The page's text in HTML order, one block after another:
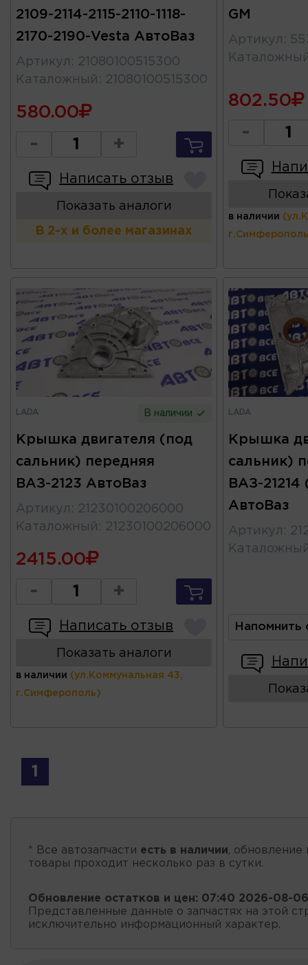
2109-2114-2115-2110-1118-
2170-2190-Vesta АвтоВаз
Артикул : 21080100515300
Каталожный : 21080100515300
580.00
- +
Написать отзыв
Показать аналоги
В 2-х и более магазинах
GM
Артикул :
802.50
-
в наличии
LADA В наличии
Крышка двигателя (под
сальник) передняя
ВАЗ-2123 АвтоВаз
Артикул : 21230100206000
Каталожный : 21230100206000
2415.00
- +
Написать отзыв
Показать аналоги
в наличии (ул.Коммунальная 43,
г.Симферополь)
LADA
Крышка
сальник)
ВАЗ-21214
АвтоВаз
Артикул :
Напомнить
1
* Все автозапчасти есть в наличии, обновление
товары проходит несколько раз в сутки.
Обновление остатков и цен: 07:40 2026-08-06
Представленные данные о запчастях на этой
исключительно информационный характер.